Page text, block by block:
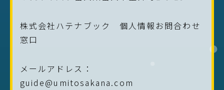
株式会社ハテナブック 個人情報お問合わせ
窓口
メールアドレス：
guide@umitosakana.com